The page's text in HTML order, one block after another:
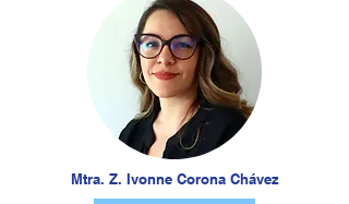
Mtra. Z. Ivonne Corona Chávez